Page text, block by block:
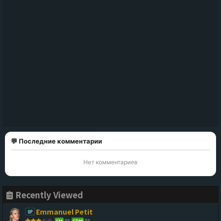
💬 Последние комментарии
Нет комментариев
Recently Viewed
Emmanuel Petit